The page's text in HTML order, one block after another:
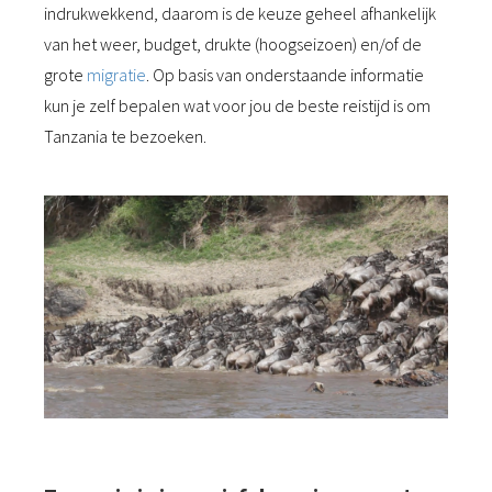
indrukwekkend, daarom is de keuze geheel afhankelijk
van het weer, budget, drukte (hoogseizoen) en/of de
grote migratie . Op basis van onderstaande informatie
kun je zelf bepalen wat voor jou de beste reistijd is om
Tanzania te bezoeken.